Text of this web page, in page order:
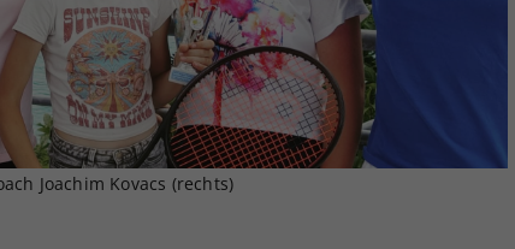
Joachim Kovacs (rechts)
Ihrer vorgenommen Einstellungen, falls der
Webseiten-Betreiber dies eingestellt hat.